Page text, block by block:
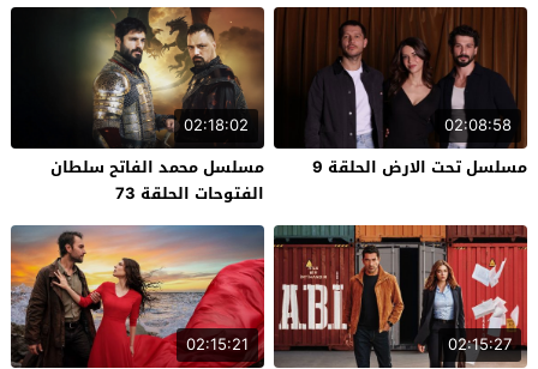
02:08:58
مسلسل تحت الارض الحلقة 9
02:18:02
مسلسل محمد الفاتح سلطان
الفتوحات الحلقة 73
02:15:27
02:15:21